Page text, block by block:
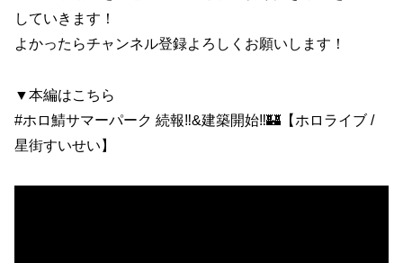
していきます！
よかったらチャンネル登録よろしくお願いします！
▼本編はこちら
#ホロ鯖サマーパーク 続報‼&建築開始‼🏰【ホロライブ /
星街すいせい】